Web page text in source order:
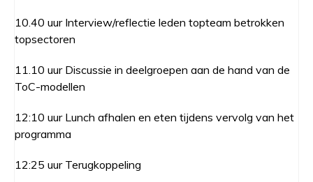
10.40 uur Interview/reflectie leden topteam betrokken
topsectoren
11.10 uur Discussie in deelgroepen aan de hand van de
ToC-modellen
12:10 uur Lunch afhalen en eten tijdens vervolg van het
programma
12:25 uur Terugkoppeling